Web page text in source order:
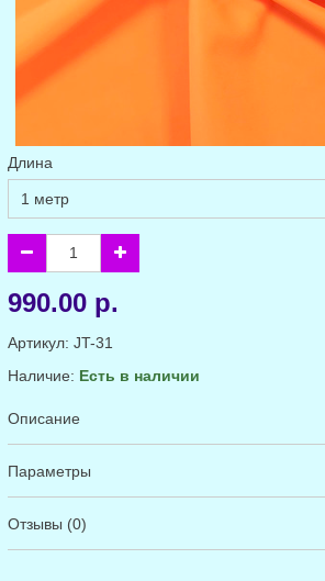
Длина
990.00 р.
Артикул: JT-31
Наличие: Есть в наличии
Описание
Параметры
Отзывы (0)